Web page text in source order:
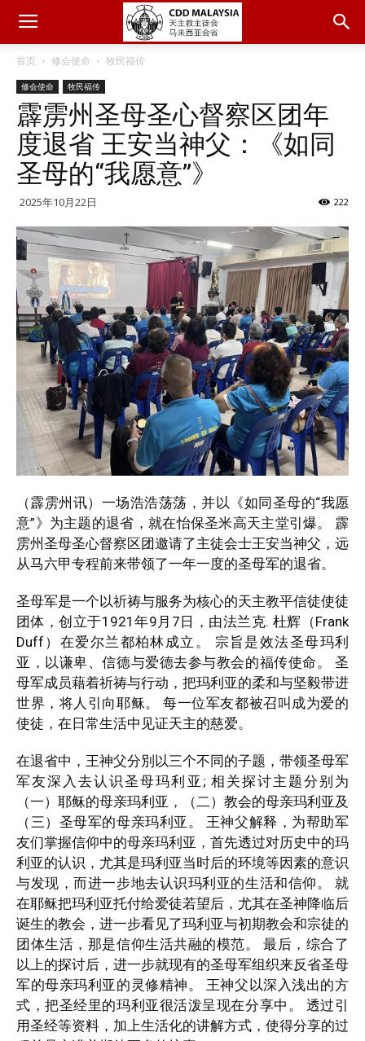
首页 修会使命 牧民福传
修会使命 牧民福传
霹雳州圣母圣心督察区团年
度退省 王安当神父：《如同
圣母的“我愿意”》
2025年10月22日 222
（霹雳州讯）一场浩浩荡荡，并以《如同圣母的“我愿
意”》为主题的退省，就在怡保圣米高天主堂引爆。 霹
雳州圣母圣心督察区团邀请了主徒会士王安当神父，远
从马六甲专程前来带领了一年一度的圣母军的退省。
圣母军是一个以祈祷与服务为核心的天主教平信徒使徒
团体，创立于1921年9月7日，由法兰克. 杜辉（Frank
Duff）在爱尔兰都柏林成立。 宗旨是效法圣母玛利
亚，以谦卑、信德与爱德去参与教会的福传使命。 圣
母军成员藉着祈祷与行动，把玛利亚的柔和与坚毅带进
世界，将人引向耶稣。 每一位军友都被召叫成为爱的
使徒，在日常生活中见证天主的慈爱。
在退省中，王神父分別以三个不同的子题，带领圣母军
军友深入去认识圣母玛利亚; 相关探讨主题分别为
（一）耶稣的母亲玛利亚，（二）教会的母亲玛利亚及
（三）圣母军的母亲玛利亚。 王神父解释，为帮助军
友们掌握信仰中的母亲玛利亚，首先透过对历史中的玛
利亚的认识，尤其是玛利亚当时后的环境等因素的意识
与发现，而进一步地去认识玛利亚的生活和信仰。 就
在耶稣把玛利亚托付给爱徒若望后，尤其在圣神降临后
诞生的教会，进一步看见了玛利亚与初期教会和宗徒的
团体生活，那是信仰生活共融的模范。 最后，综合了
以上的探讨后，进一步就现有的圣母军组织来反省圣母
军的母亲玛利亚的灵修精神。 王神父以深入浅出的方
式，把圣经里的玛利亚很活泼呈现在分享中。 透过引
用圣经等资料，加上生活化的讲解方式，使得分享的过